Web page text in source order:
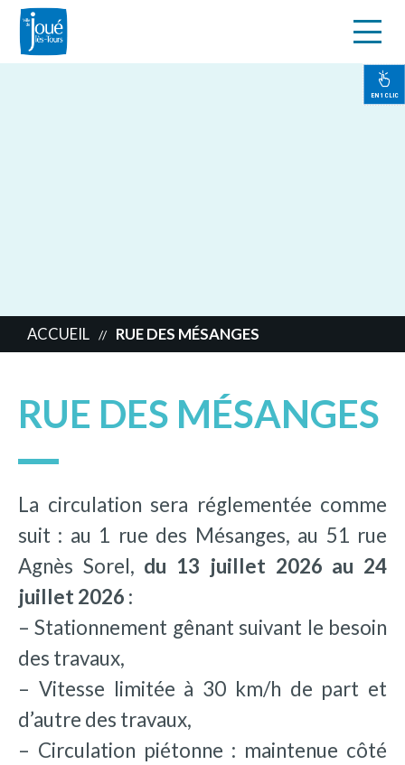
EN 1 CLIC
ACCUEIL // RUE DES MÉSANGES
RUE DES MÉSANGES
La circulation sera réglementée comme
suit : au 1 rue des Mésanges, au 51 rue
Agnès Sorel, du 13 juillet 2026 au 24
juillet 2026 :
– Stationnement gênant suivant le besoin
des travaux,
– Vitesse limitée à 30 km/h de part et
d’autre des travaux,
– Circulation piétonne : maintenue côté